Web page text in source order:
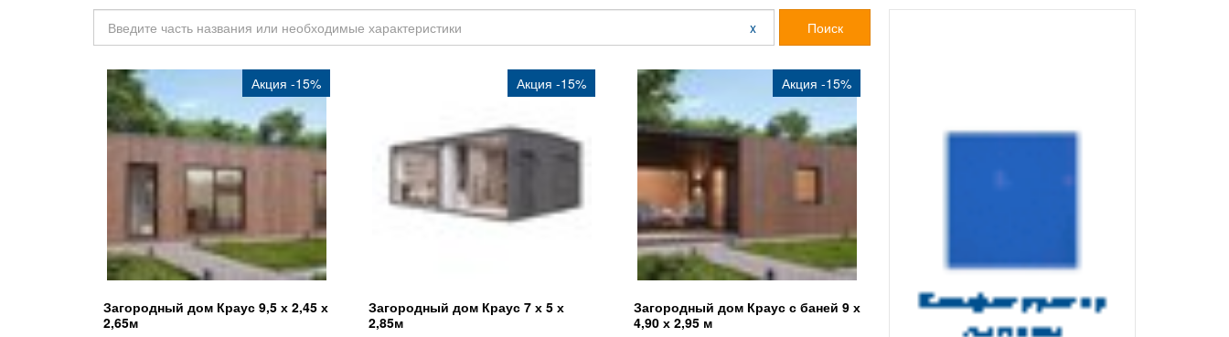
x Поиск
Акция -15%
Загородный дом Краус 9,5 х 2,45 х
2,65м
Акция -15%
Загородный дом Краус 7 х 5 х
2,85м
Акция -15%
Загородный дом Краус с баней 9 х
4,90 х 2,95 м